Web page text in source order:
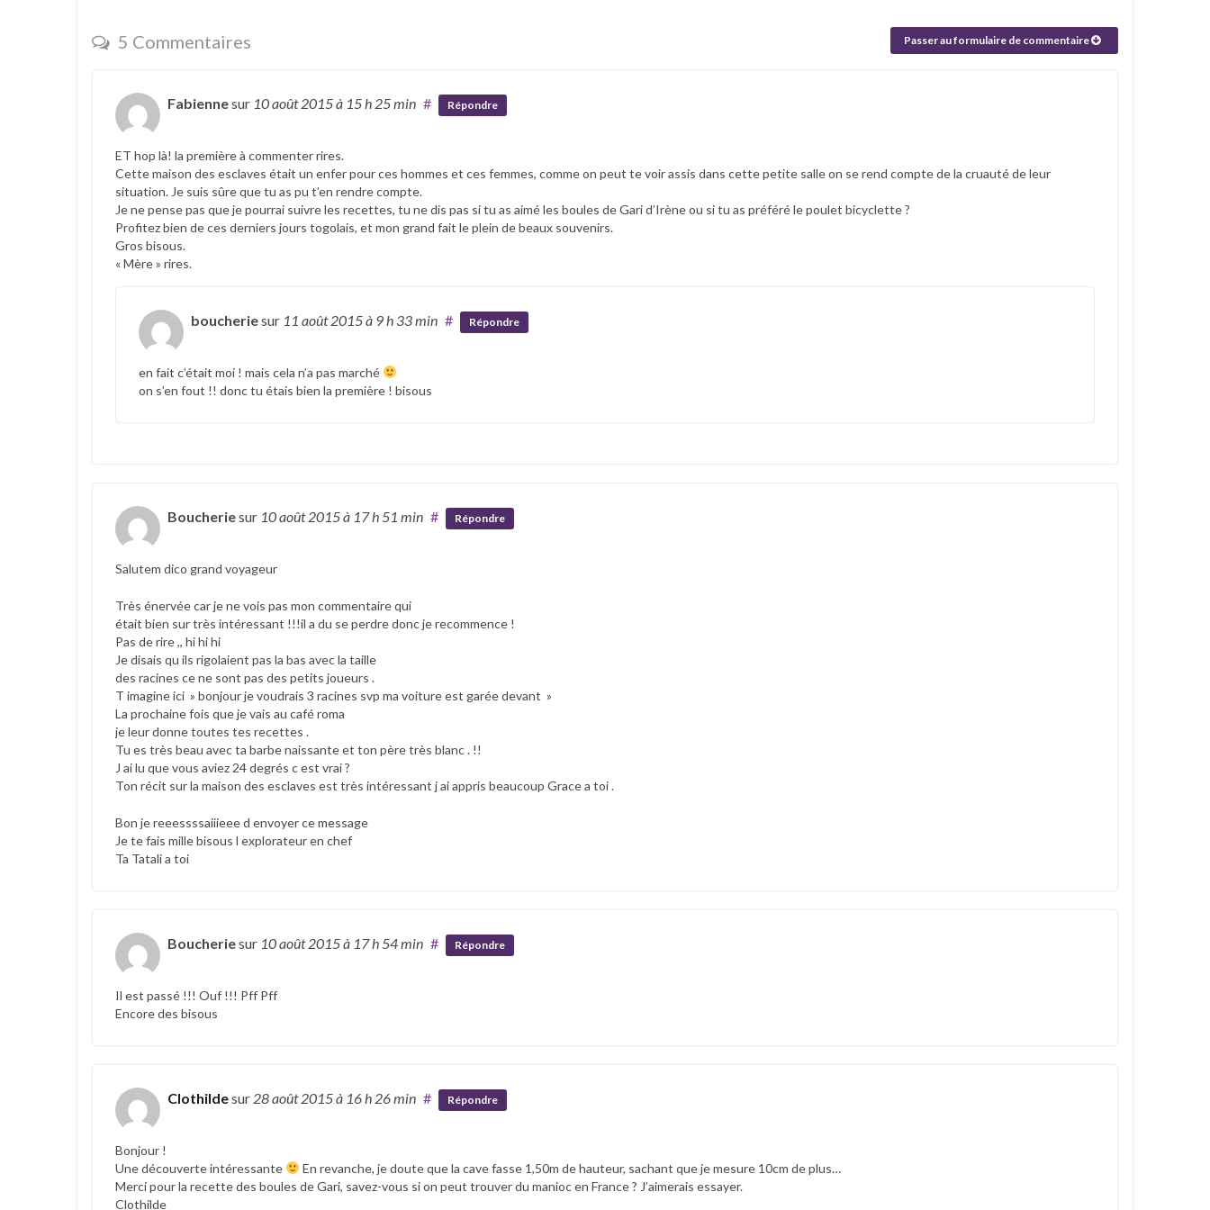
5 Commentaires Passer au formulaire de commentaire
Fabiennesur 10 août 2015à 15 h 25 min # Répondre
ET hop là! la première à commenter rires.
Cette maison des esclaves était un enfer pour ces hommes et ces femmes, comme on peut te voir assis dans cette petite salle on se rend compte de la cruauté de leur
situation. Je suis sûre que tu as pu t’en rendre compte.
Je ne pense pas que je pourrai suivre les recettes, tu ne dis pas si tu as aimé les boules de Gari d’Irène ou si tu as préféré le poulet bicyclette ?
Profitez bien de ces derniers jours togolais, et mon grand fait le plein de beaux souvenirs.
Gros bisous.
« Mère » rires.
boucheriesur 11 août 2015à 9 h 33 min # Répondre
en fait c’était moi ! mais cela n’a pas marché
on s’en fout !! donc tu étais bien la première ! bisous
Boucheriesur 10 août 2015à 17 h 51 min # Répondre
Salutem dico grand voyageur
Très énervée car je ne vois pas mon commentaire qui
était bien sur très intéressant !!!il a du se perdre donc je recommence !
Pas de rire ,, hi hi hi
Je disais qu ils rigolaient pas la bas avec la taille
des racines ce ne sont pas des petits joueurs .
T imagine ici » bonjour je voudrais 3 racines svp ma voiture est garée devant »
La prochaine fois que je vais au café roma
je leur donne toutes tes recettes .
Tu es très beau avec ta barbe naissante et ton père très blanc . !!
J ai lu que vous aviez 24 degrés c est vrai ?
Ton récit sur la maison des esclaves est très intéressant j ai appris beaucoup Grace a toi .
Bon je reeessssaiiieee d envoyer ce message
Je te fais mille bisous l explorateur en chef
Ta Tatali a toi
Boucheriesur 10 août 2015à 17 h 54 min # Répondre
Il est passé !!! Ouf !!! Pff Pff
Encore des bisous
Clothildesur 28 août 2015à 16 h 26 min # Répondre
Bonjour !
Une découverte intéressante
En revanche, je doute que la cave fasse 1,50m de hauteur, sachant que je mesure 10cm de plus…
Merci pour la recette des boules de Gari, savez-vous si on peut trouver du manioc en France ? J’aimerais essayer.
Clothilde